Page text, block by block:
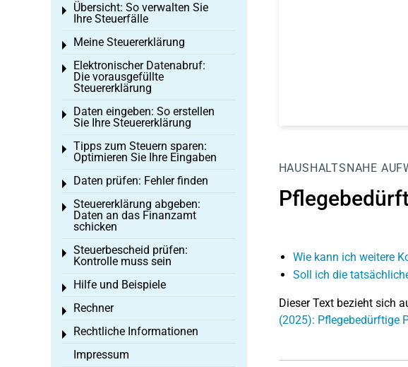
HAUSHALTSNAHE
Wie kann ich weitere
Soll ich die
Dieser Text bezieht sich
(2025): Pflegebedürftige
Übersicht: So verwalten Sie
Ihre Steuerfälle
Toggle menu
Meine Steuererklärung
Toggle menu
Elektronischer Datenabruf:
Die vorausgefüllte
Steuererklärung
Toggle menu
Daten eingeben: So erstellen
Sie Ihre Steuererklärung
Toggle menu
Tipps zum Steuern sparen:
Optimieren Sie Ihre Eingaben
Toggle menu
Daten prüfen: Fehler finden
Toggle menu
Steuererklärung abgeben:
Daten an das Finanzamt
schicken
Toggle menu
Steuerbescheid prüfen:
Kontrolle muss sein
Toggle menu
Hilfe und Beispiele
Toggle menu
Rechner
Toggle menu
Rechtliche Informationen
Toggle menu
Impressum